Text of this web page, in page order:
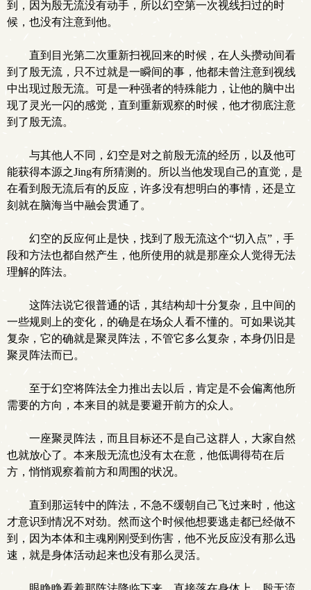
到，因为殷无流没有动手，所以幻空第一次视线扫过的时
候，也没有注意到他。
直到目光第二次重新扫视回来的时候，在人头攒动间看
到了殷无流，只不过就是一瞬间的事，他都未曾注意到视线
中出现过殷无流。可是一种强者的特殊能力，让他的脑中出
现了灵光一闪的感觉，直到重新观察的时候，他才彻底注意
到了殷无流。
与其他人不同，幻空是对之前殷无流的经历，以及他可
能获得本源之Jing有所猜测的。所以当他发现自己的直觉，是
在看到殷无流后有的反应，许多没有想明白的事情，还是立
刻就在脑海当中融会贯通了。
幻空的反应何止是快，找到了殷无流这个“切入点”，手
段和方法也都自然产生，他所使用的就是那座众人觉得无法
理解的阵法。
这阵法说它很普通的话，其结构却十分复杂，且中间的
一些规则上的变化，的确是在场众人看不懂的。可如果说其
复杂，它的确就是聚灵阵法，不管它多么复杂，本身仍旧是
聚灵阵法而已。
至于幻空将阵法全力推出去以后，肯定是不会偏离他所
需要的方向，本来目的就是要避开前方的众人。
一座聚灵阵法，而且目标还不是自己这群人，大家自然
也就放心了。本来殷无流也没有太在意，他低调得苟在后
方，悄悄观察着前方和周围的状况。
直到那运转中的阵法，不急不缓朝自己飞过来时，他这
才意识到情况不对劲。然而这个时候他想要逃走都已经做不
到，因为本体和主魂刚刚受到伤害，他不光反应没有那么迅
速，就是身体活动起来也没有那么灵活。